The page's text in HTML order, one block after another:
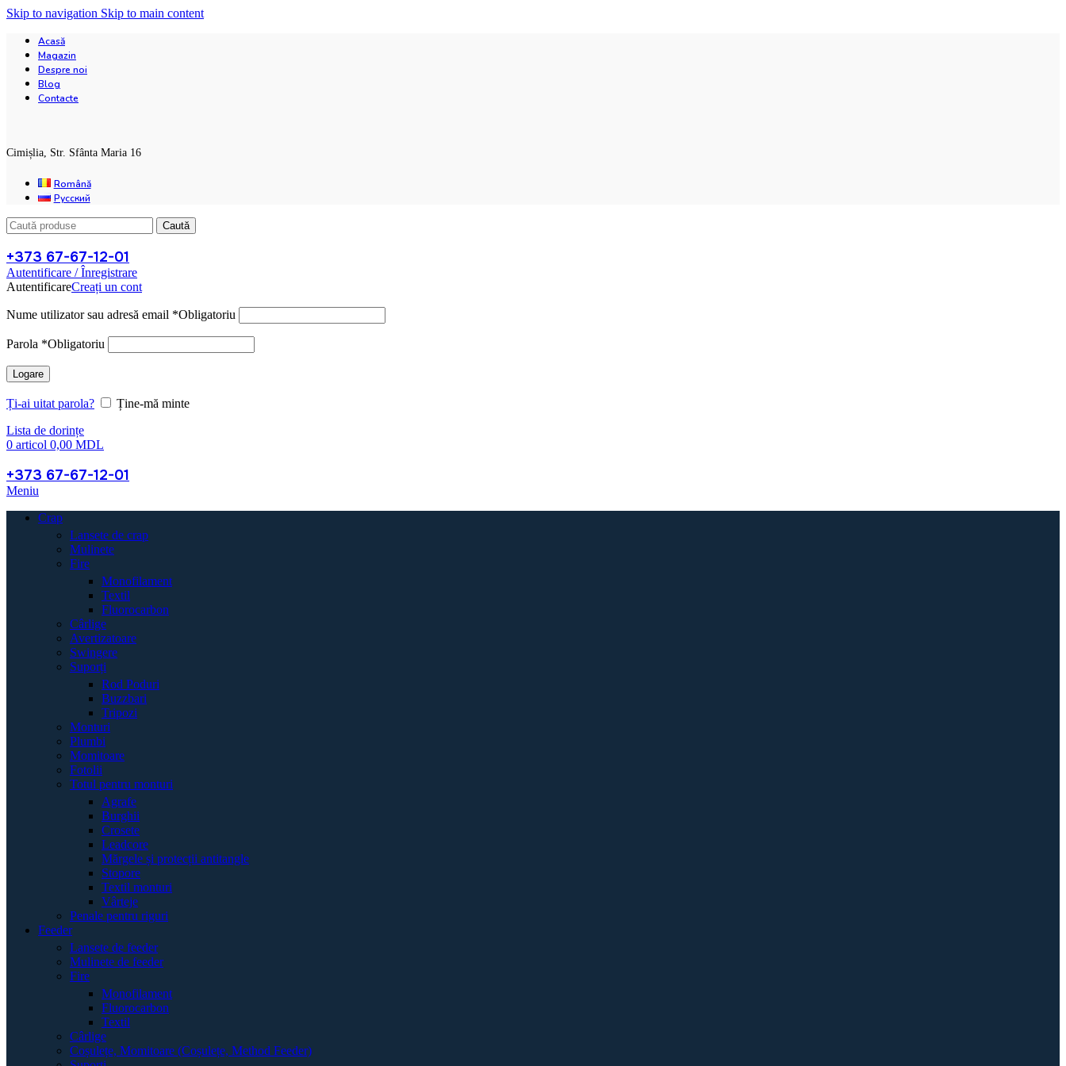
Skip to navigation Skip to main content
Acasă
Magazin
Despre noi
Blog
Contacte
Cimișlia, Str. Sfânta Maria 16
Română
Русский
Caută
+373 67-67-12-01
Autentificare / Înregistrare
AutentificareCreați un cont
Nume utilizator sau adresă email *Obligatoriu
Parola *Obligatoriu
Logare
Ți-ai uitat parola?
Ține-mă minte
Lista de dorințe
0 articol 0,00 MDL
+373 67-67-12-01
Meniu
Crap
Lansete de crap
Mulinete
Fire
Monofilament
Textil
Fluorocarbon
Cârlige
Avertizatoare
Swingere
Suporți
Rod Poduri
Buzzbari
Tripozi
Monturi
Plumbi
Momitoare
Fotolii
Totul pentru monturi
Agrafe
Burghii
Crosete
Leadcore
Mărgele și protecții antitangle
Stopore
Textil monturi
Vârteje
Penale pentru riguri
Feeder
Lansete de feeder
Mulinete de feeder
Fire
Monofilament
Fluorocarbon
Textil
Cârlige
Coșulețe, Momitoare (Coșulețe, Method Feeder)